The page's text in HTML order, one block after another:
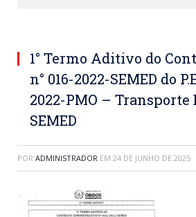
1° Termo Aditivo do
n° 016-2022-SEMED do
2022-PMO – Transporte
SEMED
POR ADMINISTRADOR EM 24 DE JUNHO DE 2025